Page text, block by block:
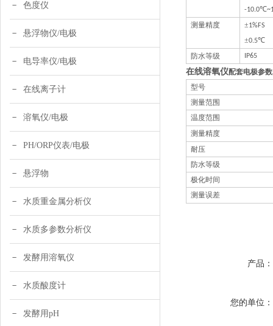
色度仪
悬浮物仪/电极
电导率仪/电极
在线离子计
溶氧仪/电极
PH/ORP仪表/电极
悬浮物
水质重金属分析仪
水质多参数分析仪
发酵用溶氧仪
水质酸度计
发酵用pH
-10.0℃
测量精度 ±1%FS
±0.5℃
防水等级
IP65
在线溶氧仪配
型号
测量范围
温度范围
测量精度
耐压
防水等级
极化时间
测量误差
产品：
您的单位：